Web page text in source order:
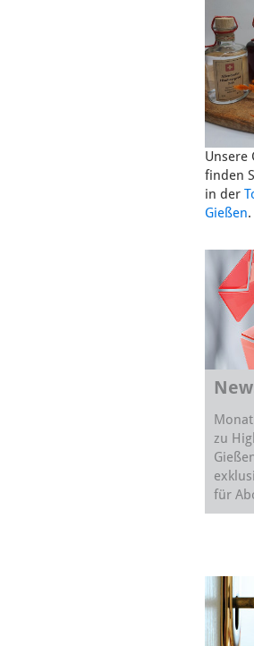
Unsere
finden
in der
Gießen.
zu
für